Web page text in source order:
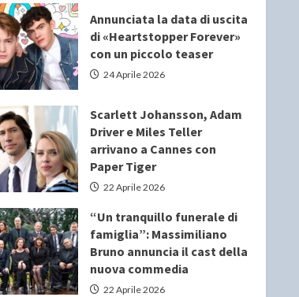
Annunciata la data di uscita
di «Heartstopper Forever»
con un piccolo teaser
24 Aprile 2026
Scarlett Johansson, Adam
Driver e Miles Teller
arrivano a Cannes con
Paper Tiger
22 Aprile 2026
“Un tranquillo funerale di
famiglia”: Massimiliano
Bruno annuncia il cast della
nuova commedia
22 Aprile 2026